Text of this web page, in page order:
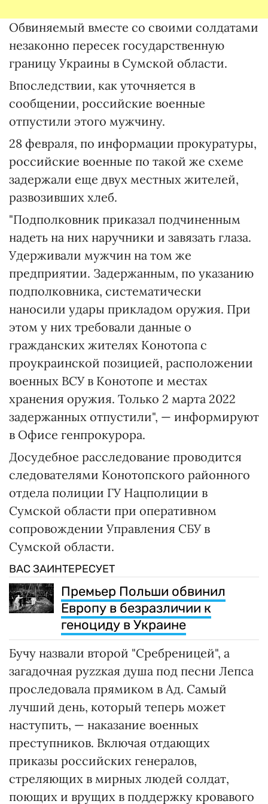
Обвиняемый вместе со своими солдатами
незаконно пересек государственную
границу Украины в Сумской области.
Впоследствии, как уточняется в
сообщении, российские военные
отпустили этого мужчину.
28 февраля, по информации прокуратуры,
российские военные по такой же схеме
задержали еще двух местных жителей,
развозивших хлеб.
"Подполковник приказал подчиненным
надеть на них наручники и завязать глаза.
Удерживали мужчин на том же
предприятии. Задержанным, по указанию
подполковника, систематически
наносили удары прикладом оружия. При
этом у них требовали данные о
гражданских жителях Конотопа с
проукраинской позицией, расположении
военных ВСУ в Конотопе и местах
хранения оружия. Только 2 марта 2022
задержанных отпустили", — информируют
в Офисе генпрокурора.
Досудебное расследование проводится
следователями Конотопского районного
отдела полиции ГУ Нацполиции в
Сумской области при оперативном
сопровождении Управления СБУ в
Сумской области.
ВАС ЗАИНТЕРЕСУЕТ
Премьер Польши обвинил
Европу в безразличии к
геноциду в Украине
Бучу назвали второй "Сребреницей", а
загадочная руzzкая душа под песни Лепса
проследовала прямиком в Ад. Самый
лучший день, который теперь может
наступить, — наказание военных
преступников. Включая отдающих
приказы российских генералов,
стреляющих в мирных людей солдат,
поющих и врущих в поддержку кровавого